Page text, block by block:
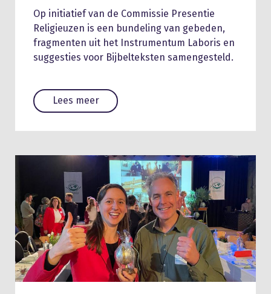
Op initiatief van de Commissie Presentie
Religieuzen is een bundeling van gebeden,
fragmenten uit het Instrumentum Laboris en
suggesties voor Bijbelteksten samengesteld.
Lees meer